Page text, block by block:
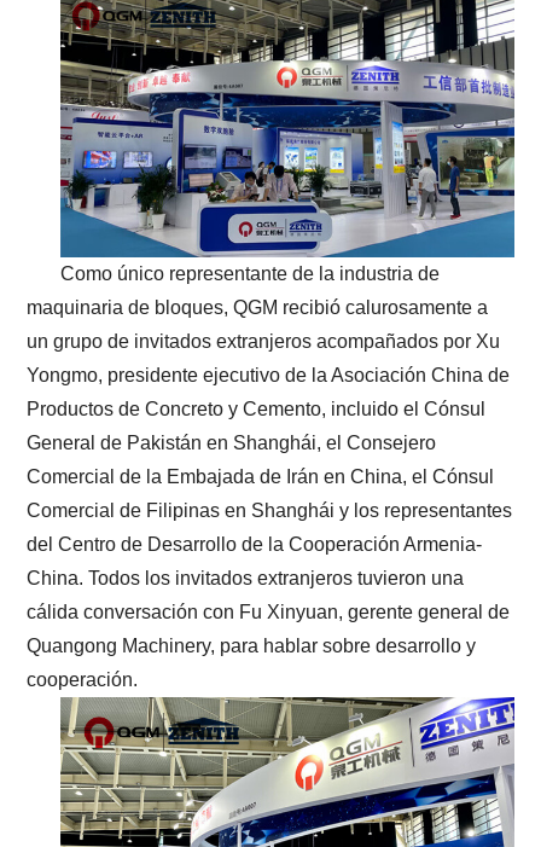
Como único representante de la industria de
maquinaria de bloques, QGM recibió calurosamente a
un grupo de invitados extranjeros acompañados por Xu
Yongmo, presidente ejecutivo de la Asociación China de
Productos de Concreto y Cemento, incluido el Cónsul
General de Pakistán en Shanghái, el Consejero
Comercial de la Embajada de Irán en China, el Cónsul
Comercial de Filipinas en Shanghái y los representantes
del Centro de Desarrollo de la Cooperación Armenia-
China. Todos los invitados extranjeros tuvieron una
cálida conversación con Fu Xinyuan, gerente general de
Quangong Machinery, para hablar sobre desarrollo y
cooperación.